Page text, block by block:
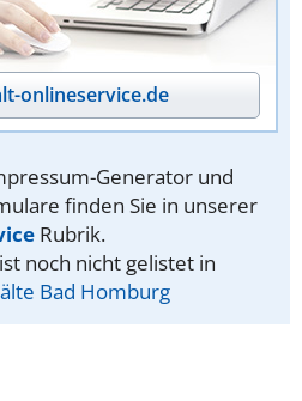
onlineservice.de
Generator und
finden Sie in unserer
Rubrik.
noch nicht gelistet in
Bad Homburg